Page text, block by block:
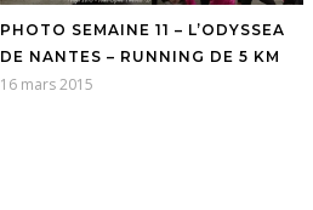
PHOTO SEMAINE 11 – L’ODYSSEA
DE NANTES – RUNNING DE 5 KM
16 mars 2015